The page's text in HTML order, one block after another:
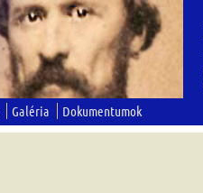
Galéria Dokumentumok